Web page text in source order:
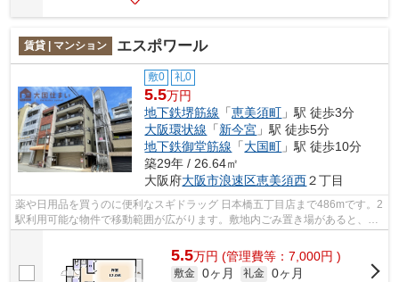
賃貸 | マンション エスポワール
敷0 礼0
5.5万円
地下鉄堺筋線 「恵美須町 」駅 徒歩3分
大阪環状線 「新今宮 」駅 徒歩5分
地下鉄御堂筋線 「大国町 」駅 徒歩10分
築29年 / 26.64㎡
大阪府大阪市浪速区恵美須西２丁目
薬や日用品を買うのに便利なスギドラッグ 日本橋五丁目店まで486mです。2
駅利用可能な物件で移動範囲が広がります。敷地内ごみ置き場があると、ゴ
ミ捨てが楽になります。新着情報：エ...
5.5万円 (管理費等：7,000円 )
敷金 0ヶ月 礼金 0ヶ月